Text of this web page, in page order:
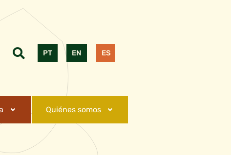
PT EN ES
Quiénes somos